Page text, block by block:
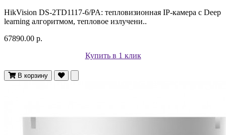
HikVision DS-2TD1117-6/PA: тепловизионная IP-камера с Deep
learning алгоритмом, тепловое излучени..
67890.00 р.
Купить в 1 клик
В корзину